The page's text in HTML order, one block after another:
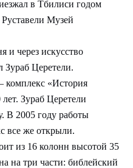
в Тбилиси годом
Музей
и через искусство
Зураб Церетели.
комплекс «История
Зураб Церетели
В 2005 году работы
все же открыли.
из 16 колонн высотой 35
на три части: библейский